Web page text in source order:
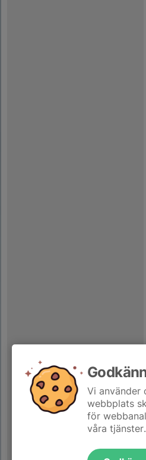
Vi använder
webbplats
för
våra tjänster.